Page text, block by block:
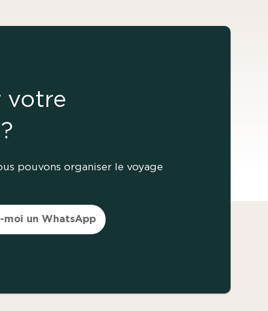
votre
pouvons organiser le voyage
moi un WhatsApp